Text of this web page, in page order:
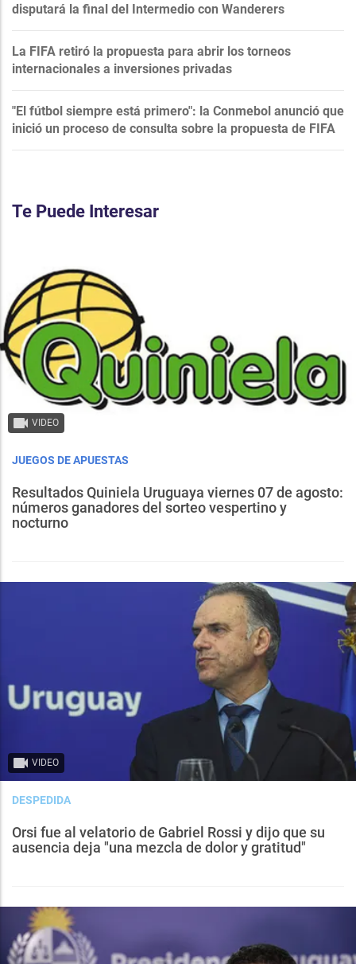
disputará la final del Intermedio con Wanderers
La FIFA retiró la propuesta para abrir los torneos
internacionales a inversiones privadas
"El fútbol siempre está primero": la Conmebol anunció que
inició un proceso de consulta sobre la propuesta de FIFA
Te Puede Interesar
VIDEO
JUEGOS DE APUESTAS
Resultados Quiniela Uruguaya viernes 07 de agosto:
números ganadores del sorteo vespertino y
nocturno
VIDEO
DESPEDIDA
Orsi fue al velatorio de Gabriel Rossi y dijo que su
ausencia deja "una mezcla de dolor y gratitud"